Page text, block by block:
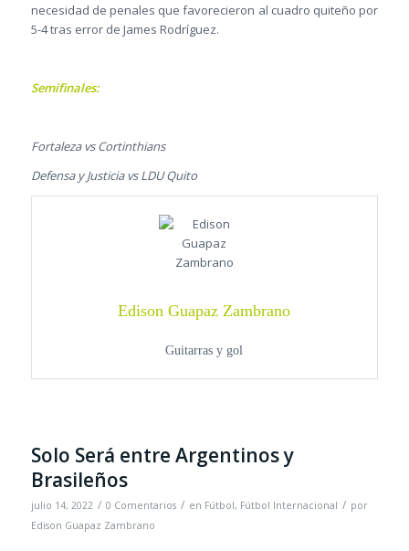
necesidad de penales que favorecieron al cuadro quiteño por
5-4 tras error de James Rodríguez.
Semifinales:
Fortaleza vs Cortinthians
Defensa y Justicia vs LDU Quito
Edison Guapaz Zambrano
Guitarras y gol
Solo Será entre Argentinos y
Brasileños
julio 14, 2022 / 0 Comentarios / en Fútbol, Fútbol Internacional / por
Edison Guapaz Zambrano